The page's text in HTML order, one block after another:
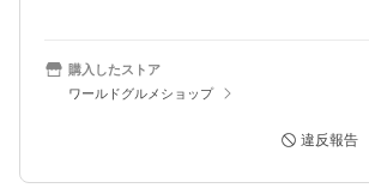
購入したストア
ワールドグルメショップ
違反報告